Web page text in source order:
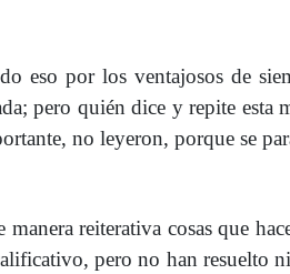
eso por los ventajosos de
pero quién dice y repite esta
no leyeron, porque se
manera reiterativa cosas que
pero no han resuelto